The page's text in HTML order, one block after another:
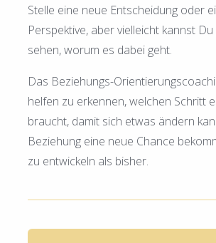
Stelle eine neue Entscheidung oder
Perspektive, aber vielleicht kannst
sehen, worum es dabei geht.
Das Beziehungs-
helfen zu erkennen, welchen Schritt
braucht, damit sich etwas ändern
Beziehung eine neue Chance
zu entwickeln als bisher.